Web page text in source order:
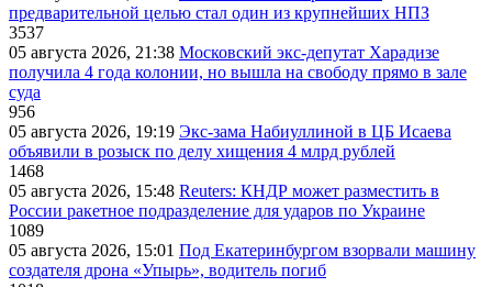
предварительной целью стал один из крупнейших НПЗ
3537
05 августа 2026, 21:38 Московский экс-депутат Харадизе
получила 4 года колонии, но вышла на свободу прямо в зале
суда
956
05 августа 2026, 19:19 Экс-зама Набиуллиной в ЦБ Исаева
объявили в розыск по делу хищения 4 млрд рублей
1468
05 августа 2026, 15:48 Reuters: КНДР может разместить в
России ракетное подразделение для ударов по Украине
1089
05 августа 2026, 15:01 Под Екатеринбургом взорвали машину
создателя дрона «Упырь», водитель погиб